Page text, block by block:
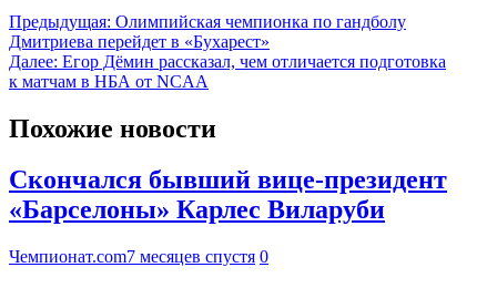
Предыдущая: Олимпийская чемпионка по гандболу
Дмитриева перейдет в «Бухарест»
Далее: Егор Дёмин рассказал, чем отличается подготовка
к матчам в НБА от NCAA
Похожие новости
Скончался бывший вице-президент
«Барселоны» Карлес Виларуби
Чемпионат.com7 месяцев спустя 0